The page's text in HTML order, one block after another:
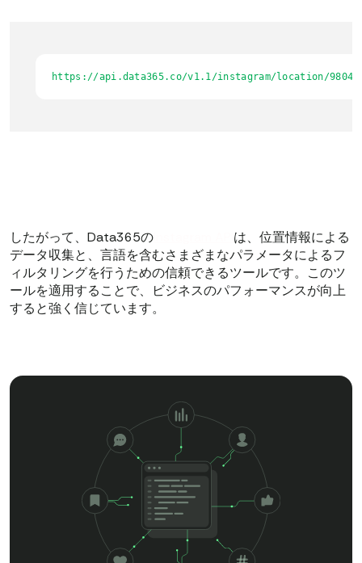
https://api.data365.co/v1.1/instagram/location/
したがって、Data365の
は、位置情報による
データ収集と、言語を含むさまざまなパラメータによるフ
ィルタリングを行うための信頼できるツールです。このツ
ールを適用することで、ビジネスのパフォーマンスが向上
すると強く信じています。